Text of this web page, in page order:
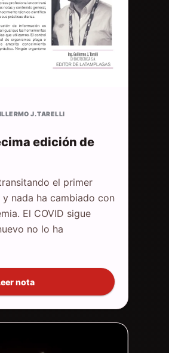
J. TARELLI
edición de
el primer
nada ha cambiado con
El COVID sigue
no lo ha
nota